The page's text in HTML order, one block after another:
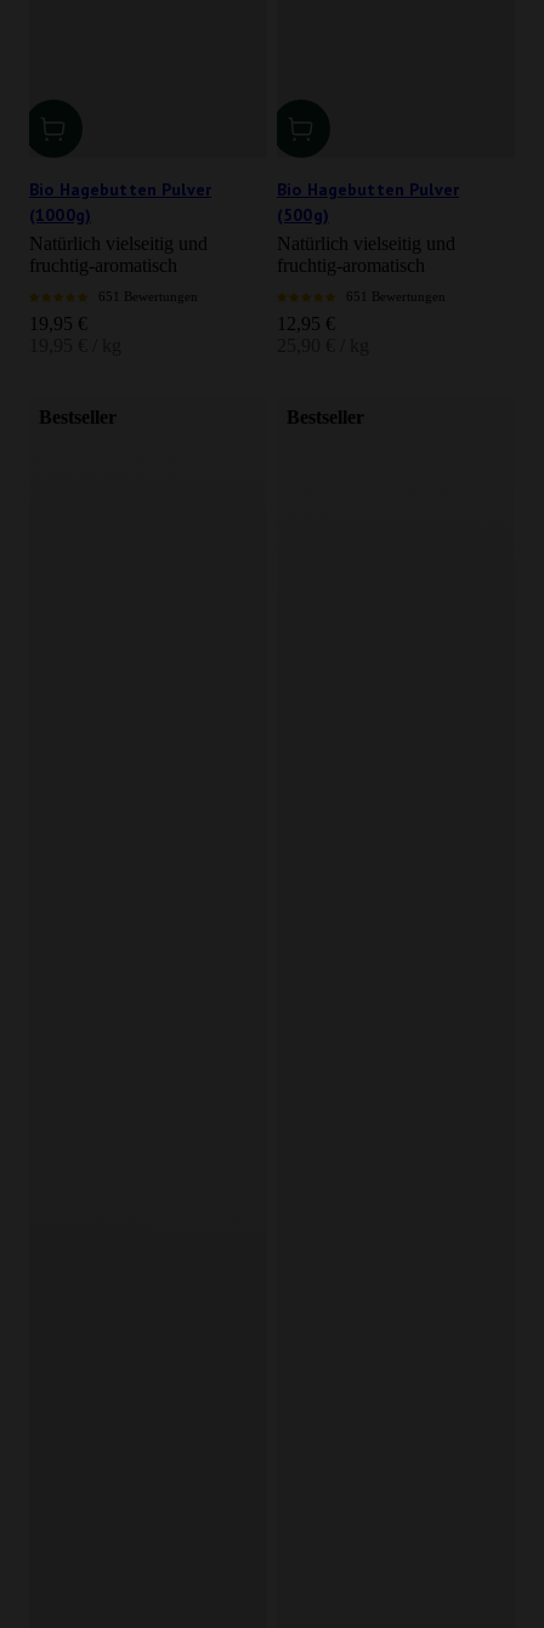
Bio Hagebutten Pulver
(1000g)
Natürlich vielseitig und
fruchtig-aromatisch
651 Bewertungen
Angebot
19,95 €
Bio Hagebutten Pulver
(500g)
Natürlich vielseitig und
fruchtig-aromatisch
651 Bewertungen
Angebot
12,95 €
Bestseller Bestseller